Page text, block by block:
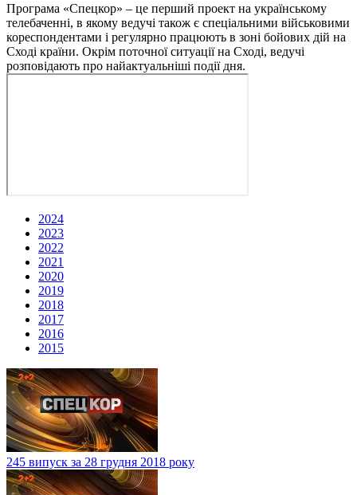
Програма «Спецкор» – це перший проект на українському
телебаченні, в якому ведучі також є спеціальними військовими
кореспондентами і регулярно працюють в зоні бойових дій на
Сході країни. Окрім поточної ситуації на Сході, ведучі
розповідають про найактуальніші події дня.
2024
2023
2022
2021
2020
2019
2018
2017
2016
2015
245 випуск за 28 грудня 2018 року